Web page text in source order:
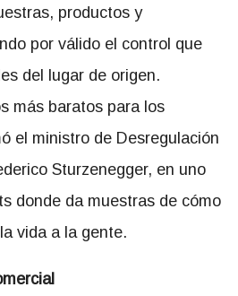
productos y
por válido el control que
del lugar de origen.
más baratos para los
el ministro de Desregulación
Sturzenegger, en uno
donde da muestras de cómo
vida a la gente.